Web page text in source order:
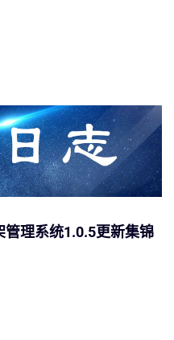
管理系统1.0.5更新集锦